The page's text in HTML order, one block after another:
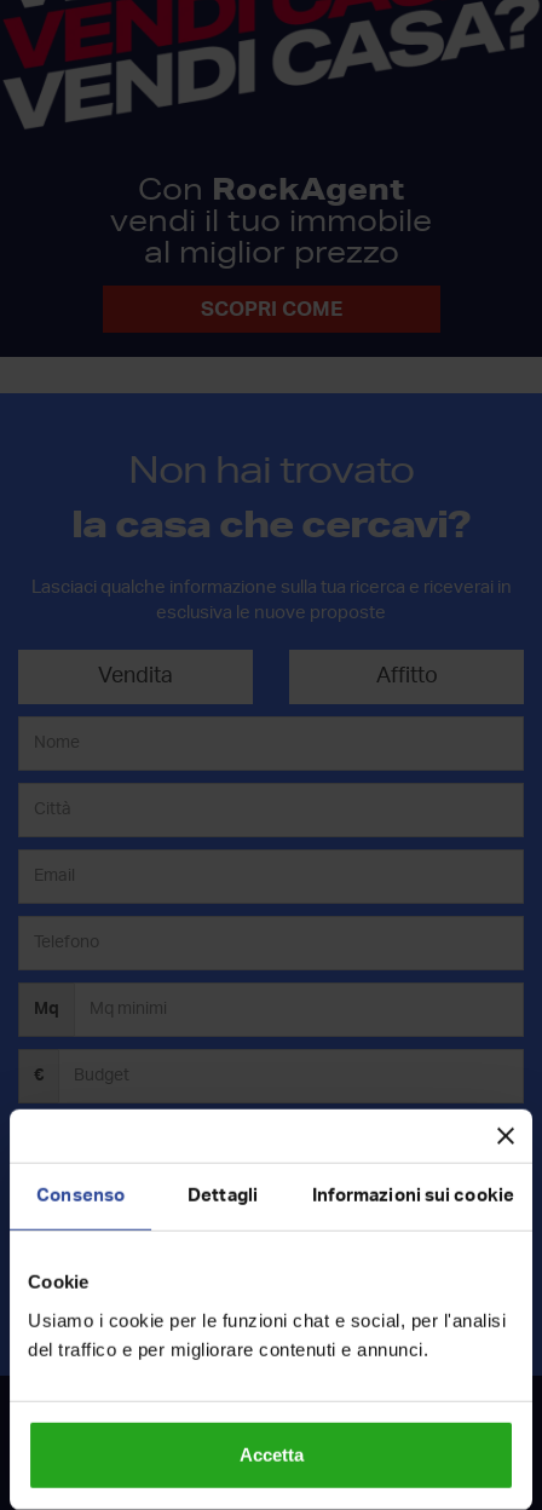
Consenso Dettagli Informazioni sui cookie
Cookie
Usiamo i cookie per le funzioni chat e social, per l'analisi
del traffico e per migliorare contenuti e annunci.
Accetta
Con RockAgent
vendi il tuo immobile
al miglior prezzo
SCOPRI COME
Non hai trovato
la casa che cercavi?
Lasciaci qualche informazione sulla tua ricerca e riceverai in
esclusiva le nuove proposte
Vendita Affitto
Mq
€
Ho letto e accetto